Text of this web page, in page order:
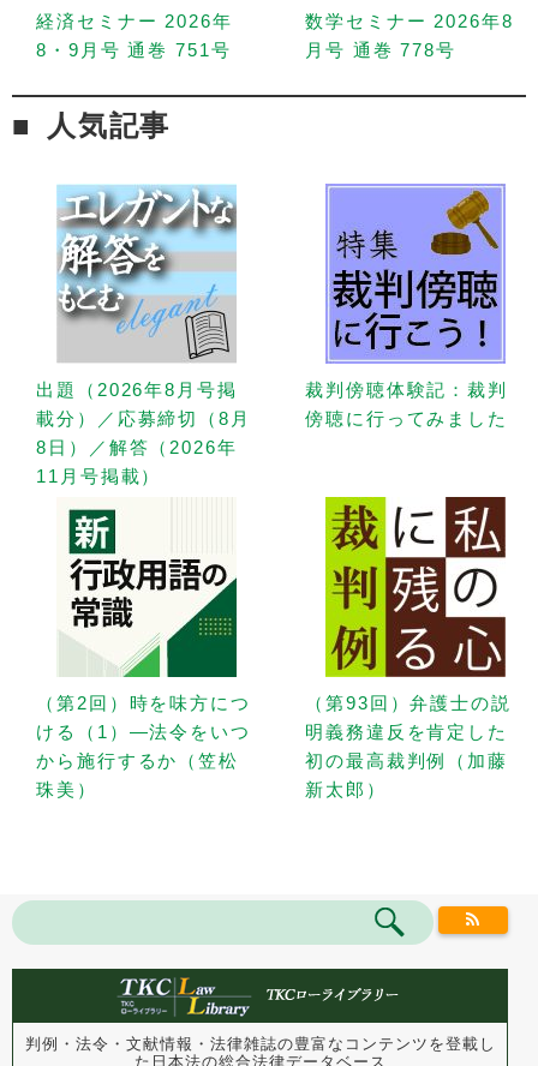
経済セミナー 2026年
8・9月号 通巻 751号
数学セミナー 2026年8
月号 通巻 778号
人気記事
出題（2026年8月号掲
載分）／応募締切（8月
8日）／解答（2026年
11月号掲載）
裁判傍聴体験記：裁判
傍聴に行ってみました
（第2回）時を味方につ
ける（1）—法令をいつ
から施行するか（笠松
珠美）
（第93回）弁護士の説
明義務違反を肯定した
初の最高裁判例（加藤
新太郎）
判例・法令・文献情報・法律雑誌の豊富なコンテンツを登載し
た 日本法の総合法律データベース